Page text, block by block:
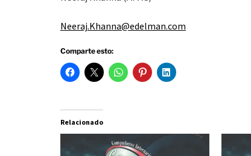
Neeraj.Khanna@edelman.com
Comparte esto:
Relacionado